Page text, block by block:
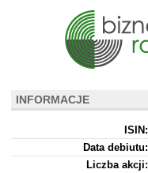
INFORMACJE
ISIN:
Data debiutu:
Liczba akcji: